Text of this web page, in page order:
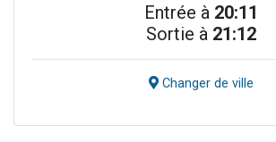
Entrée à 20:11
Sortie à 21:12
Changer de ville